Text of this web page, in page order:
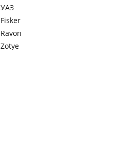
УАЗ
Fisker
Ravon
Zotye